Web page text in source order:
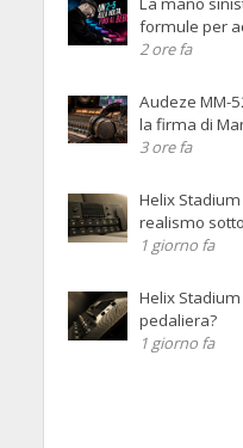
formule per
2 ore fa
Audeze MM-
la firma di
3 ore fa
Helix
realismo
1 giorno fa
Helix
pedaliera?
1 giorno fa